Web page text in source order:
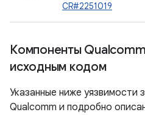
CR#2251019
Компоненты
исходным кодом
Указанные ниже уязвимости
Qualcomm и подробно